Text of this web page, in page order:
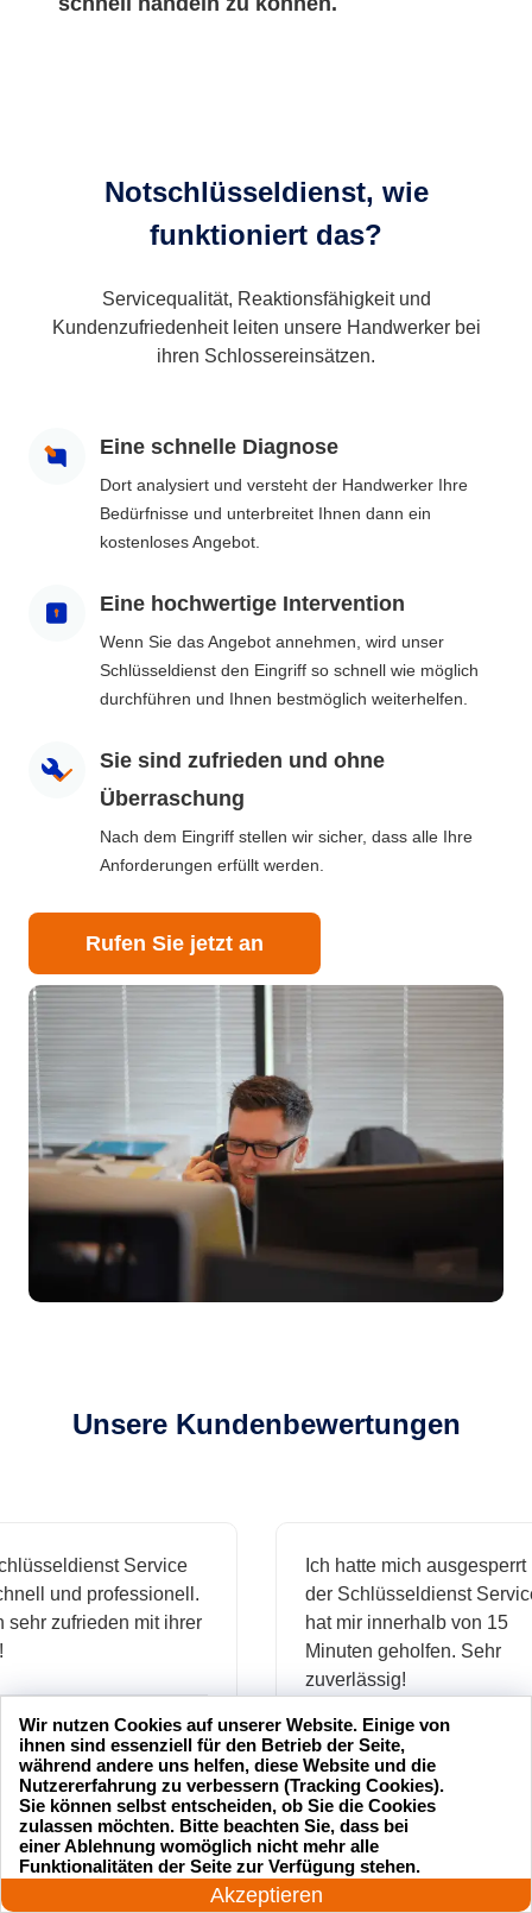
Notschlüsseldienst, wie
funktioniert das?
Servicequalität, Reaktionsfähigkeit und
Kundenzufriedenheit leiten unsere Handwerker bei
ihren Schlossereinsätzen.
Eine schnelle Diagnose
Dort analysiert und versteht der Handwerker Ihre
Bedürfnisse und unterbreitet Ihnen dann ein
kostenloses Angebot.
Eine hochwertige Intervention
Wenn Sie das Angebot annehmen, wird unser
Schlüsseldienst den Eingriff so schnell wie möglich
durchführen und Ihnen bestmöglich weiterhelfen.
Sie sind zufrieden und ohne
Überraschung
Nach dem Eingriff stellen wir sicher, dass alle Ihre
Anforderungen erfüllt werden.
Rufen Sie jetzt an
Unsere Kundenbewertungen
Service
und professionell.
zufrieden mit ihrer
Ich hatte mich ausgesperrt und
der Schlüsseldienst Service
hat mir innerhalb von 15
Minuten geholfen. Sehr
zuverlässig!
Markus B.
hat
Sehr guter Service! Der
Schlüsseldienst war freundlich
24 Stunden am Tag
Akzeptieren
Wir nutzen Cookies auf unserer Website. Einige von
ihnen sind essenziell für den Betrieb der Seite,
während andere uns helfen, diese Website und die
Nutzererfahrung zu verbessern (Tracking Cookies).
Sie können selbst entscheiden, ob Sie die Cookies
zulassen möchten. Bitte beachten Sie, dass bei
einer Ablehnung womöglich nicht mehr alle
Funktionalitäten der Seite zur Verfügung stehen.